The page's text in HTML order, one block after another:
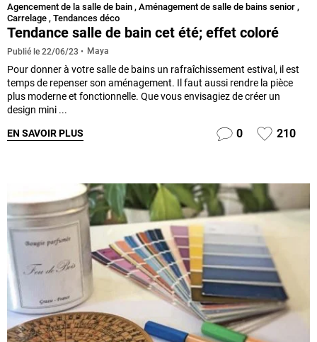
Agencement de la salle de bain , Aménagement de salle de bains senior ,
Carrelage , Tendances déco
Tendance salle de bain cet été; effet coloré
Publié le 22/06/23 Maya
Pour donner à votre salle de bains un rafraîchissement estival, il est
temps de repenser son aménagement. Il faut aussi rendre la pièce
plus moderne et fonctionnelle. Que vous envisagiez de créer un
design mini ...
EN SAVOIR PLUS 0 210